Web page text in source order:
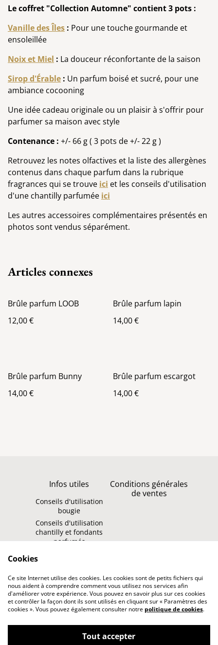
Le coffret "Collection Automne" contient 3 pots :
Vanille des Îles : Pour une touche gourmande et
ensoleillée
Noix et Miel : La douceur réconfortante de la saison
Sirop d'Érable : Un parfum boisé et sucré, pour une
ambiance cocooning
Une idée cadeau originale ou un plaisir à s'offrir pour
parfumer sa maison avec style
Contenance : +/- 66 g ( 3 pots de +/- 22 g )
Retrouvez les notes olfactives et la liste des allergènes
contenus dans chaque parfum dans la rubrique
fragrances qui se trouve ici et les conseils d'utilisation
d'une chantilly parfumée ici
Les autres accessoires complémentaires présentés en
photos sont vendus séparément.
Articles connexes
Brûle parfum LOOB
12,00 €
Brûle parfum lapin
14,00 €
Brûle parfum Bunny
14,00 €
Brûle parfum escargot
14,00 €
Infos utiles
Conseils d'utilisation
bougie
Conseils d'utilisation
chantilly et fondants
parfumés
Conditions générales
de ventes
Politique de cookies
Cookies
Ce site Internet utilise des cookies. Les cookies sont de petits fichiers qui
nous aident à comprendre comment vous utilisez nos services afin
d'améliorer votre expérience. Vous pouvez en savoir plus sur ces cookies
et contrôler la façon dont ils sont utilisés en cliquant sur « Paramètres des
cookies ». Vous pouvez également consulter notre politique de cookies.
Tout accepter